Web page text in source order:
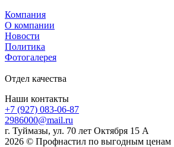
Компания
О компании
Новости
Политика
Фотогалерея
Отдел качества
Наши контакты
+7 (927) 083-06-87
2986000@mail.ru
г. Туймазы, ул. 70 лет Октября 15 А
2026 © Профнастил по выгодным ценам